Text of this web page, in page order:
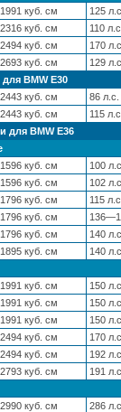
1991 куб. см
125
2316 куб. см
110
2494 куб. см
170
2693 куб. см
129
BMW E30
2443 куб. см
86 л.с.
2443 куб. см
115
для BMW E36
1596 куб. см
100
1596 куб. см
102
1796 куб. см
115
1796 куб. см
1796 куб. см
140
1895 куб. см
140
1991 куб. см
150
1991 куб. см
150
1991 куб. см
150
2494 куб. см
170
2494 куб. см
192
2793 куб. см
191
2990 куб. см
286